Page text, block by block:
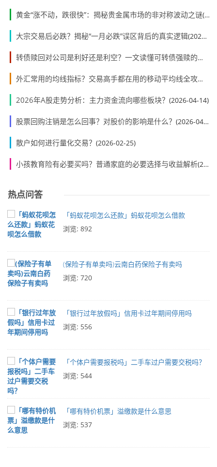
黄金“涨不动，跌很快”：揭秘贵金属市场的非对称波动之谜(2026-05-07)
大宗交易后必跌？揭秘“一月必跌”误区背后的真实逻辑(2026-05-07)
转债赎回对公司是利好还是利空？一文读懂可转债强赎的双面效应
外汇常用的均线指标？交易高手都在用的移动平均线全攻略
2026年A股走势分析：主力资金流向哪些板块？ (2026-04-14)
股票回购注销是怎么回事？对股价的影响是什么？ (2026-04-14)
散户如何进行量化交易？ (2026-02-25)
小孩教育险有必要买吗？普通家庭的必要选择与收益解析(2025-05-29)
热点问答
「蚂蚁花呗怎么还款」蚂蚁花呗怎么借款
浏览: 892
(保险子有单卖吗)云南白药保险子有卖吗
浏览: 720
「银行过年放假吗」信用卡过年期间停用吗
浏览: 556
「个体户需要报税吗」二手车过户需要交税吗？
浏览: 544
「哪有特价机票」溢缴款是什么意思
浏览: 537